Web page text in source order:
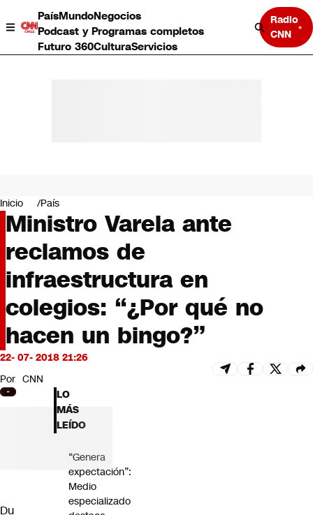
PaísMundoNegocios
Podcast y Programas completos
Futuro 360CulturaServicios
Radio
CNN
Negocios
Deportes
Programas completos
Cultura
Servicios
Bits
CNN tiempo
Futuro 360
Opinión
Inicio País
Ministro Varela ante
reclamos de
infraestructura en
colegios: “¿Por qué no
hacen un bingo?”
22- 07- 2018 21:26
Por CNN
Du
LO
MÁS
LEÍDO
“Genera
expectación”:
Medio
especializado